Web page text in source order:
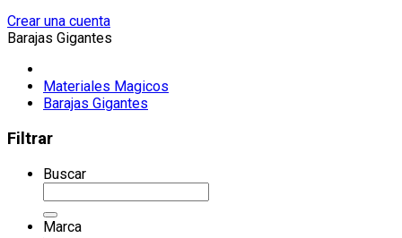
Crear una cuenta
Barajas Gigantes
Materiales Magicos
Barajas Gigantes
Filtrar
Buscar
Marca